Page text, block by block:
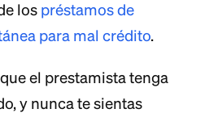
los préstamos de
para mal crédito.
el prestamista tenga
y nunca te sientas